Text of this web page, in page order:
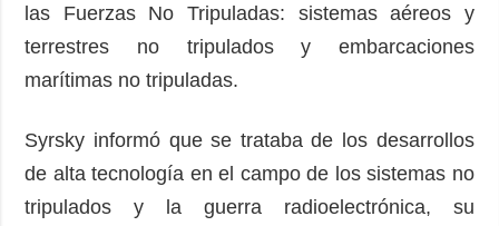
las Fuerzas No Tripuladas: sistemas aéreos y
terrestres no tripulados y embarcaciones
marítimas no tripuladas.
Syrsky informó que se trataba de los desarrollos
de alta tecnología en el campo de los sistemas no
tripulados y la guerra radioelectrónica, su